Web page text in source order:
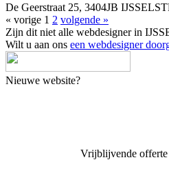
De Geerstraat 25, 3404JB
« vorige 1 2 volgende »
Zijn dit niet alle webdesigner in
Wilt u aan ons een webdesigner
Nieuwe website?
Vrijblijvende